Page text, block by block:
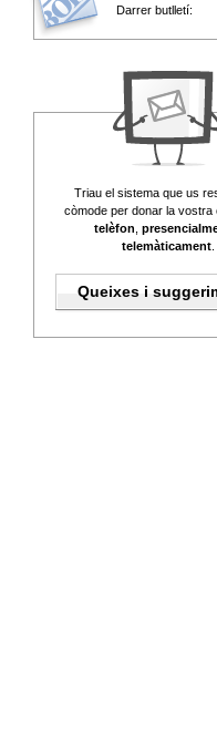
Darrer butlletí:
Triau el sistema que us
còmode per donar la vostra
telèfon ,
telemàticament.
Queixes i